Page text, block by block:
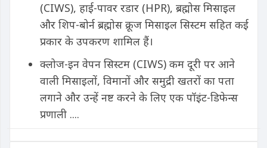
(CIWS), हाई-पावर रडार (HPR), ब्रह्मोस मिसाइल
और शिप-बोर्न ब्रह्मोस क्रूज मिसाइल सिस्टम सहित कई
प्रकार के उपकरण शामिल हैं।
क्लोज-इन वेपन सिस्टम (CIWS) कम दूरी पर आने
वाली मिसाइलों, विमानों और समुद्री खतरों का पता
लगाने और उन्हें नष्ट करने के लिए एक पॉइंट-डिफेन्स
प्रणाली ....